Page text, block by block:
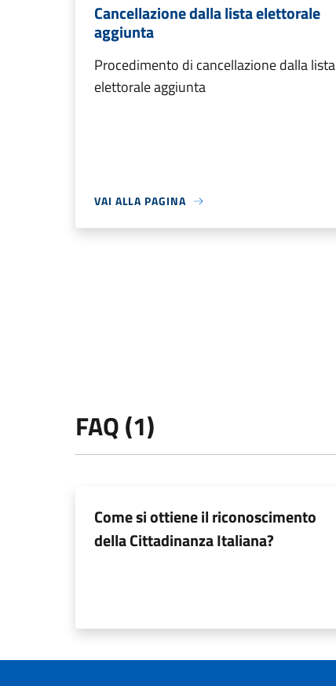
Cancellazione dalla lista elettorale
aggiunta
Procedimento di cancellazione dalla lista
elettorale aggiunta
VAI ALLA PAGINA
FAQ (1)
Come si ottiene il riconoscimento
della Cittadinanza Italiana?